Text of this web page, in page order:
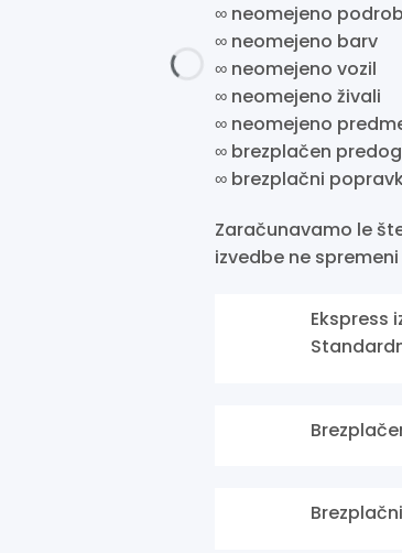
∞ neomejeno
∞ neomejeno barv
∞ neomejeno vozil
∞ neomejeno živali
∞ neomejeno
∞ brezplačen
∞ brezplačni
Zaračunavamo le
izvedbe ne
Ekspress